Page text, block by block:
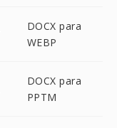
DOCX para
WEBP
DOCX para
PPTM